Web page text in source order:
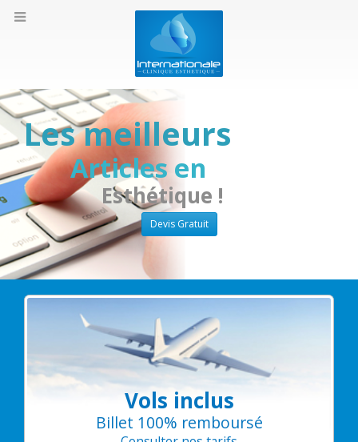
Les meilleurs
Articles en
Esthétique !
Devis Gratuit
Vols inclus
Billet 100% remboursé